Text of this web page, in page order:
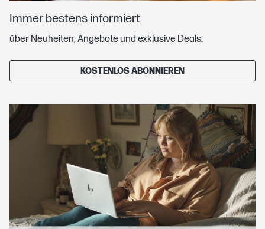
Immer bestens informiert
über Neuheiten, Angebote und exklusive Deals.
KOSTENLOS ABONNIEREN